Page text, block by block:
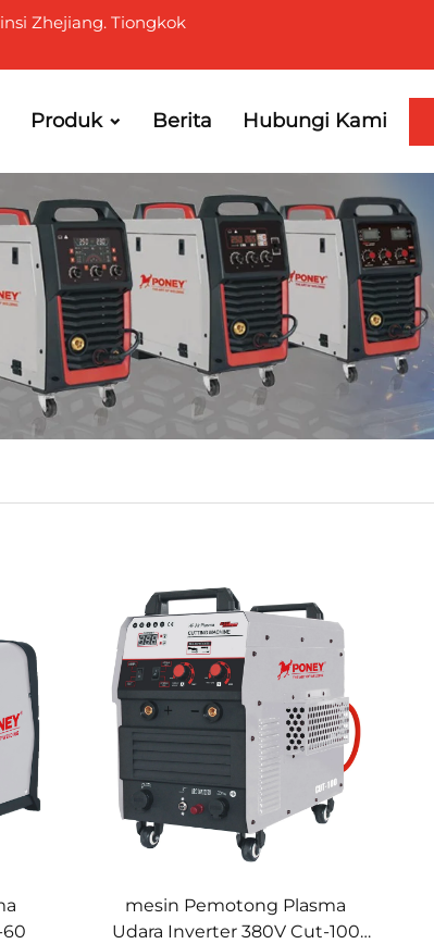
Zhejiang. Tiongkok
Produk Berita Hubungi Kami
mesin Pemotong Plasma
Udara Inverter 380V Cut-100